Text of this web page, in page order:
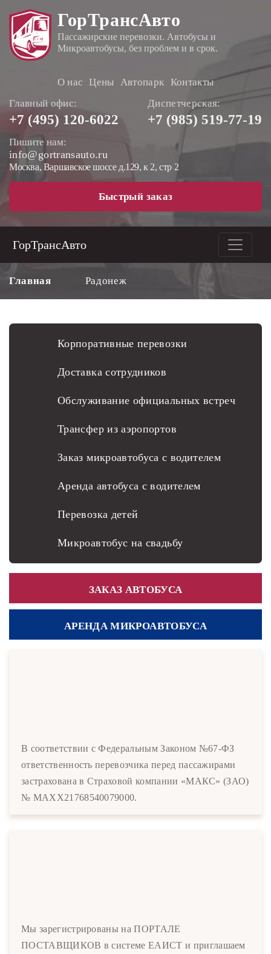
ГорТрансАвто
Пассажирские перевозки. Автобусы и
Микроавтобусы, без проблем и в срок.
О нас Цены Автопарк Контакты
Главный офис:
+7 (495) 120-6022
Диспетчерская:
+7 (985) 519-77-19
Пишите нам:
info@gortransauto.ru
Москва, Варшавское шоссе д.129, к 2, стр 2
Быстрый заказ
ГорТрансАвто
Главная Радонеж
Корпоративные перевозки
Доставка сотрудников
Обслуживание официальных встреч
Трансфер из аэропортов
Заказ микроавтобуса с водителем
Аренда автобуса с водителем
Перевозка детей
Микроавтобус на свадьбу
ЗАКАЗ АВТОБУСА
АРЕНДА МИКРОАВТОБУСА
В соответствии с Федеральным Законом №67-ФЗ
ответственность перевозчика перед пассажирами
застрахована в Страховой компании «МАКС» (ЗАО)
№ MAXX21768540079000.
Мы зарегистрированы на ПОРТАЛЕ
ПОСТАВЩИКОВ в системе ЕАИСТ и приглашаем